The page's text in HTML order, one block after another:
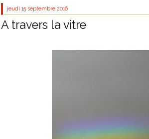
jeudi 15 septembre 2016
A travers la vitre